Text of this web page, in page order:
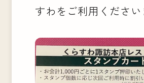
すわをご利用ください